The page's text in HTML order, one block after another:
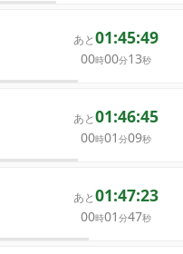
あと01:47:23
00時01 分47秒
あと01:46:45
00時01 分09秒
あと01:45:49
00時00分13秒